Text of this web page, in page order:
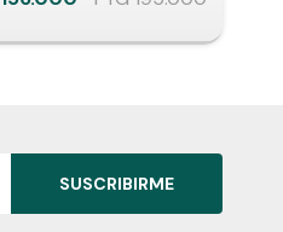
SUSCRIBIRME